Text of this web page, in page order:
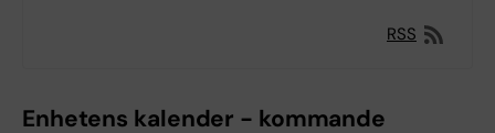
RSS
Enhetens kalender - kommande